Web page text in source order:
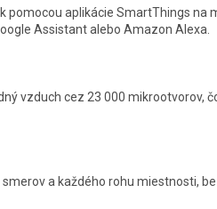
pomocou aplikácie SmartThings na
Assistant alebo Amazon Alexa.
vzduch cez 23 000 mikrootvorov,
a každého rohu miestnosti,